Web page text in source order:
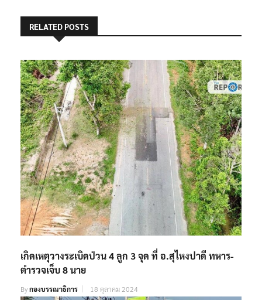
RELATED POSTS
เกิดเหตุวางระเบิดป่วน 4 ลูก 3 จุด ที่ อ.สุไหงปาดี ทหาร-
ตำรวจเจ็บ 8 นาย
Byกองบรรณาธิการ 18 ตุลาคม 2024